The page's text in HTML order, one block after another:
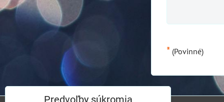
* (Povinné)
Predvoľby súkromia